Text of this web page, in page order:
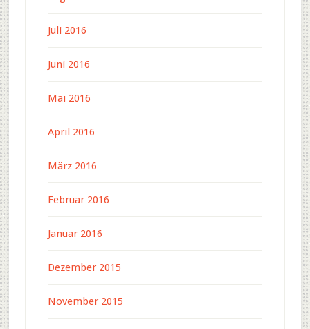
Juli 2016
Juni 2016
Mai 2016
April 2016
März 2016
Februar 2016
Januar 2016
Dezember 2015
November 2015